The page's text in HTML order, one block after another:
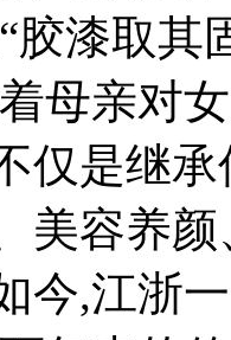
胶漆取其
母亲对
仅是继
美容养
今,江浙